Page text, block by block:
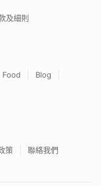
及細則
Food
Blog
策 聯絡我們